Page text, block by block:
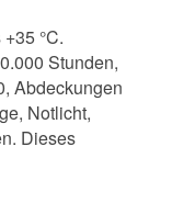
°C.
Stunden,
Abdeckungen
Notlicht,
Dieses